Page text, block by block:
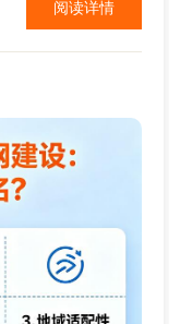
己的文化与形
阅读详情